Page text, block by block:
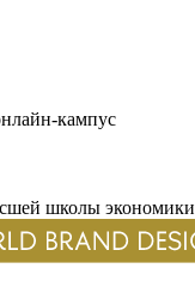
кампус
школы экономики